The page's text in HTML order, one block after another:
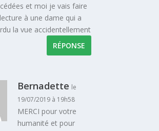
et moi je vais faire
à une dame qui a
la vue accidentellement
RÉPONSE
Bernadette le
19/07/2019 à 19h58
MERCI pour votre
humanité et pour